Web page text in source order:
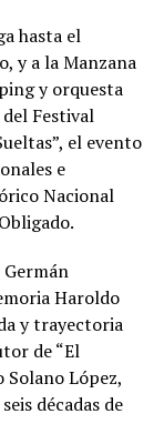
hasta el
y a la Manzana
y orquesta
Festival
el evento
e
Nacional
Haroldo
y trayectoria
de “El
López,
décadas de